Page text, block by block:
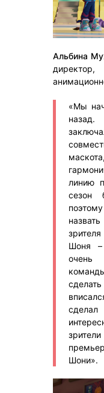
Альбина
«Мы
линию
сезон
Шоня –
очень
Шони».